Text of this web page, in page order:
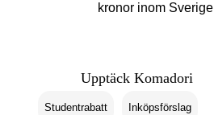
kronor inom Sverige
Upptäck Komadori
Studentrabatt Inköpsförslag